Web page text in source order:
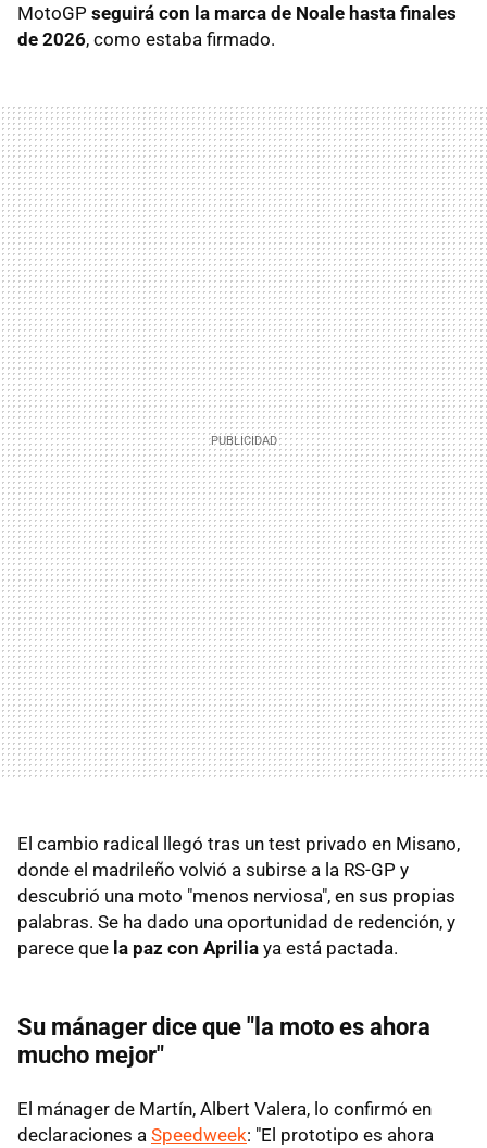
MotoGP seguirá con la marca de Noale hasta finales
de 2026, como estaba firmado.
El cambio radical llegó tras un test privado en Misano,
donde el madrileño volvió a subirse a la RS-GP y
descubrió una moto "menos nerviosa", en sus propias
palabras. Se ha dado una oportunidad de redención, y
parece que la paz con Aprilia ya está pactada.
Su mánager dice que "la moto es ahora
mucho mejor"
El mánager de Martín, Albert Valera, lo confirmó en
declaraciones a Speedweek: "El prototipo es ahora